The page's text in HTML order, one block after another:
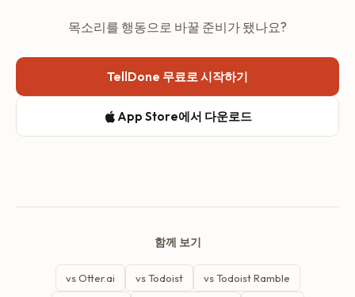
만듭니다. 녹음당 길이 제한은 요금제에 따라 다릅니다.
목소리를 행동으로 바꿀 준비가 됐나요?
TellDone 무료로 시작하기
App Store에서 다운로드
함께 보기
vs Otter.ai vs Todoist vs Todoist Ramble